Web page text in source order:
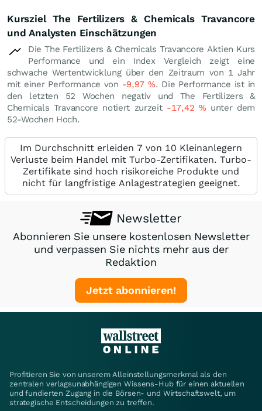
Kursziel The Fertilizers & Chemicals Travancore
und Analysten Einschätzungen
Die The Fertilizers & Chemicals Travancore Aktien Kurs
Performance und ein Index Vergleich zeigt eine
schwache Wertentwicklung über den Zeitraum von 1 Jahr
mit einer Performance von -9,97%. Die Performance ist in
den letzten 52 Wochen negativ und The Fertilizers &
Chemicals Travancore notiert zurzeit -17,42 %unter dem
52-Wochen Hoch.
Im Durchschnitt erleiden 7 von 10 Kleinanlegern
Verluste beim Handel mit Turbo-Zertifikaten. Turbo-
Zertifikate sind hoch risikoreiche Produkte und
nicht für langfristige Anlagestrategien geeignet.
Newsletter
Abonnieren Sie unsere kostenlosen Newsletter
und verpassen Sie nichts mehr aus der
Redaktion
Jetzt abonnieren!
Profitieren Sie von unserem Alleinstellungsmerkmal als den
zentralen verlagsunabhängigen Wissens-Hub für einen aktuellen
und fundierten Zugang in die Börsen- und Wirtschaftswelt, um
strategische Entscheidungen zu treffen.